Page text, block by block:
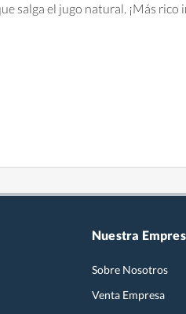
salga el jugo natural. ¡Más rico
Nuestra
Sobre Nosotros
Venta Empresa